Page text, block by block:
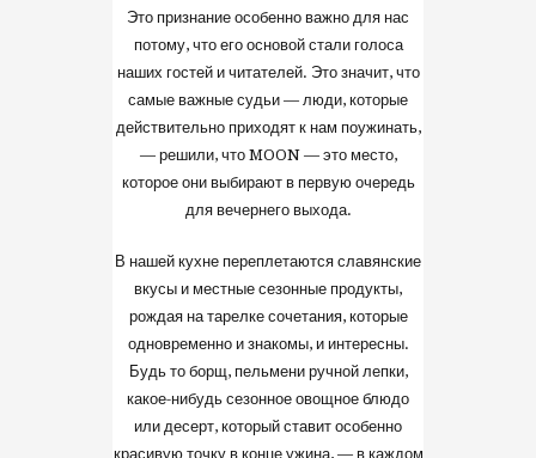
Это признание особенно важно для нас
потому, что его основой стали голоса
наших гостей и читателей. Это значит, что
самые важные судьи — люди, которые
действительно приходят к нам поужинать,
— решили, что MOON — это место,
которое они выбирают в первую очередь
для вечернего выхода.
В нашей кухне переплетаются славянские
вкусы и местные сезонные продукты,
рождая на тарелке сочетания, которые
одновременно и знакомы, и интересны.
Будь то борщ, пельмени ручной лепки,
какое-нибудь сезонное овощное блюдо
или десерт, который ставит особенно
красивую точку в конце ужина, — в каждом